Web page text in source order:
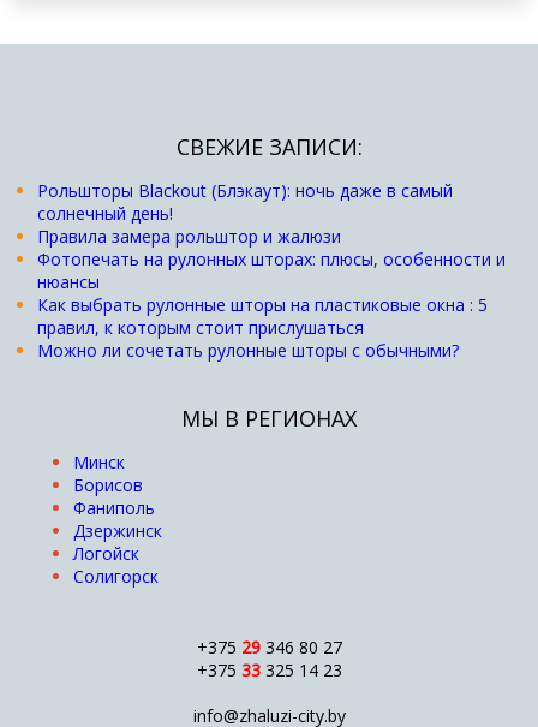
СВЕЖИЕ ЗАПИСИ:
Рольшторы Blackout (Блэкаут): ночь даже в самый
солнечный день!
Правила замера рольштор и жалюзи
Фотопечать на рулонных шторах: плюсы, особенности и
нюансы
Как выбрать рулонные шторы на пластиковые окна : 5
правил, к которым стоит прислушаться
Можно ли сочетать рулонные шторы с обычными?
МЫ В РЕГИОНАХ
Минск
Борисов
Фаниполь
Дзержинск
Логойск
Солигорск
+375 29346 80 27
+375 33325 14 23
info@zhaluzi-city.by